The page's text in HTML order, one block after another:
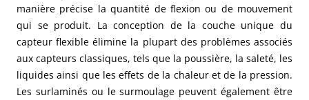
manière précise la quantité de flexion ou de mouvement
qui se produit. La conception de la couche unique du
capteur flexible élimine la plupart des problèmes associés
aux capteurs classiques, tels que la poussière, la saleté, les
liquides ainsi que les effets de la chaleur et de la pression.
Les surlaminés ou le surmoulage peuvent également être